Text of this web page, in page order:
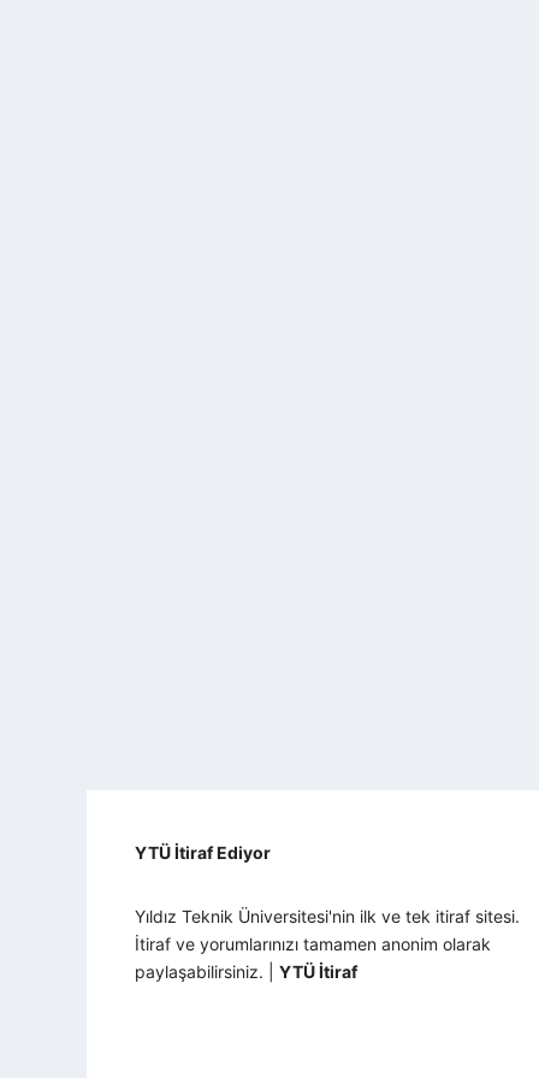
YTÜ İtiraf Ediyor
Yıldız Teknik Üniversitesi'nin ilk ve tek itiraf sitesi.
İtiraf ve yorumlarınızı tamamen anonim olarak
paylaşabilirsiniz. | YTÜ İtiraf